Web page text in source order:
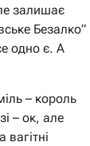
залишає
Безалко”
одно є. А
– король
– ок, але